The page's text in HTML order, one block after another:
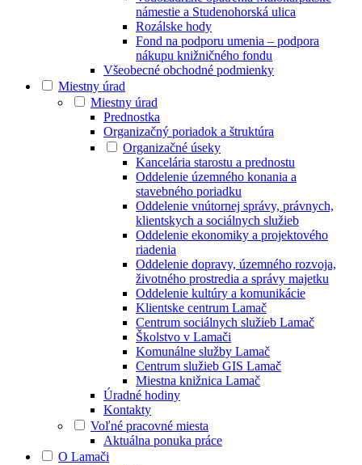
námestie a Studenohorská ulica
Rozálske hody
Fond na podporu umenia – podpora
nákupu knižničného fondu
Všeobecné obchodné podmienky
Miestny úrad
Miestny úrad
Prednostka
Organizačný poriadok a štruktúra
Organizačné úseky
Kancelária starostu a prednostu
Oddelenie územného konania a
stavebného poriadku
Oddelenie vnútornej správy, právnych,
klientskych a sociálnych služieb
Oddelenie ekonomiky a projektového
riadenia
Oddelenie dopravy, územného rozvoja,
životného prostredia a správy majetku
Oddelenie kultúry a komunikácie
Klientske centrum Lamač
Centrum sociálnych služieb Lamač
Školstvo v Lamači
Komunálne služby Lamač
Centrum služieb GIS Lamač
Miestna knižnica Lamač
Úradné hodiny
Kontakty
Voľné pracovné miesta
Aktuálna ponuka práce
O Lamači